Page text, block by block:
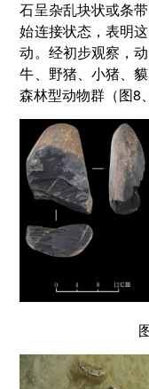
石呈杂乱块状或条
始连接状态，表明
动。经初步观察，
牛、野猪、小猪、
森林型动物群（图8